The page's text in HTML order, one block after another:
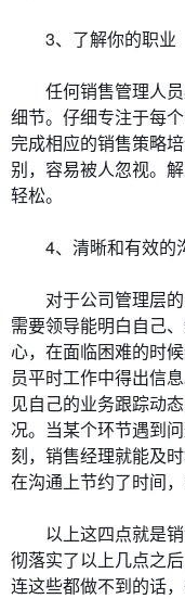
3、了解你的职业
任何销售管理人员
细节。仔细专注于每
完成相应的销售策略
别，容易被人忽视。
轻松。
4、清晰和有效的
对于公司管理层的
需要领导能明白自己
心，在面临困难的时
员平时工作中得出信
见自己的业务跟踪动
况。当某个环节遇到
刻，销售经理就能及
在沟通上节约了时间
以上这四点就是销
彻落实了以上几点之
连这些都做不到的话